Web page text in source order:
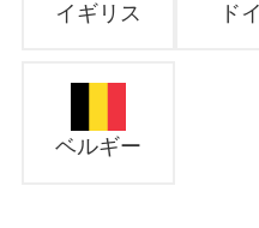
イギリス ド
ベルギー